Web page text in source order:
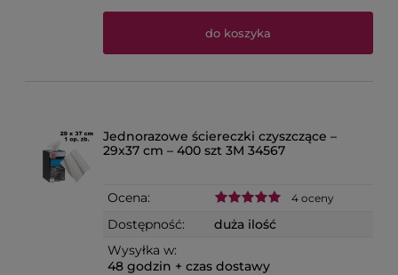
do koszyka
Jednorazowe ściereczki czyszczące –
29x37 cm – 400 szt 3M 34567
Ocena: 4 oceny
Dostępność:
duża ilość
Wysyłka w:
48 godzin + czas dostawy